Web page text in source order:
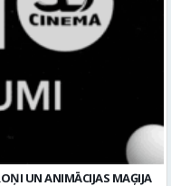
UN ANIMĀCIJAS MAĢIJA